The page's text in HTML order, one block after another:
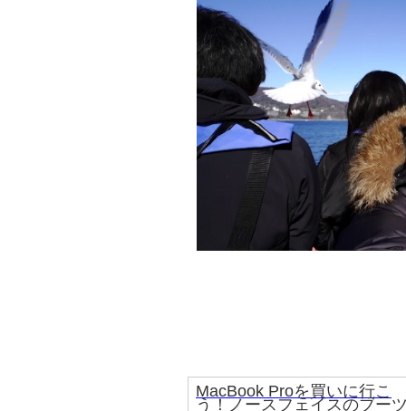
MacBook Proを買いに行こ
う！ノースフェイスのブー